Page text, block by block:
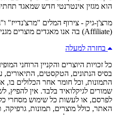
הוא מגזין אינטרנטי חדש שמאגד
מרצ'ן-גיק - צירוף המלים "מרצ'נדייז"
(Affiliate) בה אנו מאגדים מוצרים מגניבים מרחבי הרשת.
בחזרה למעלה
כל זכויות היוצרים והקניין הרוחני
בסיס הנתונים, הטקסטים, התיאורים,
התמונות, וכל חומר אחר הכלולים
שמורים לגיקלואיד בלבד. אין
לפרסם, או לעשות כל שימוש מסחרי
האתר, כולל מוצרים, תמונות, גרפיקה,